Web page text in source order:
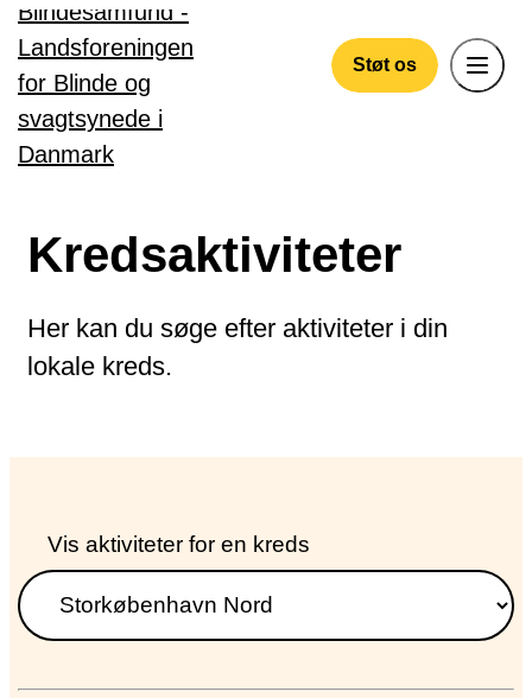
Gå til hovedindhold
Støt os
Kredsaktiviteter
Her kan du søge efter aktiviteter i din
lokale kreds.
Søg
dokumenter
fra
Vis aktiviteter for en kreds